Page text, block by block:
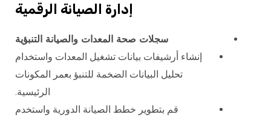
إدارة الصيانة الرقمية
سجلات صحة المعدات والصيانة التنبؤية
إنشاء أرشيفات بيانات تشغيل المعدات واستخدام
تحليل البيانات الضخمة للتنبؤ بعمر المكونات
الرئيسية.
قم بتطوير خطط الصيانة الدورية واستخدم